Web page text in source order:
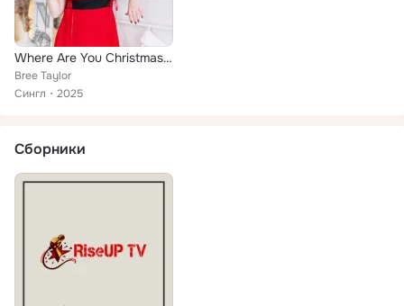
Where Are You Christmas (25 Year Anniversary Edition)
Bree Taylor
Сингл
2025
Сборники